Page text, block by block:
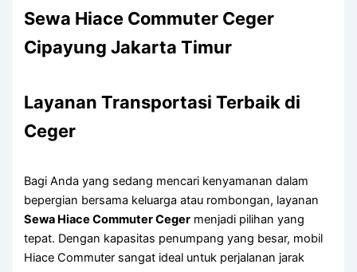
Sewa Hiace Commuter Ceger
Cipayung Jakarta Timur
Layanan Transportasi Terbaik di
Ceger
Bagi Anda yang sedang mencari kenyamanan dalam
bepergian bersama keluarga atau rombongan, layanan
Sewa Hiace Commuter Ceger menjadi pilihan yang
tepat. Dengan kapasitas penumpang yang besar, mobil
Hiace Commuter sangat ideal untuk perjalanan jarak